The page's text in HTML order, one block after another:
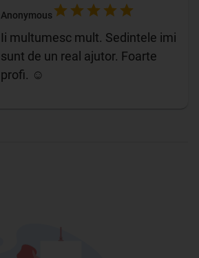
Anonymous
Ii multumesc mult. Sedintele imi
sunt de un real ajutor. Foarte
profi. ☺️